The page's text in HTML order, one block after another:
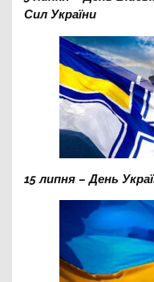
Сил України
15 липня – День